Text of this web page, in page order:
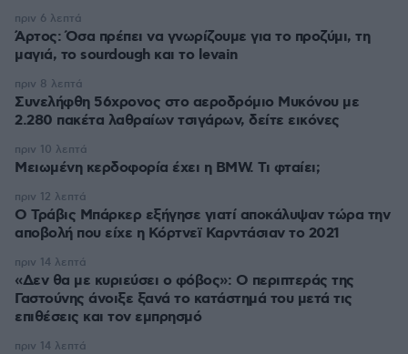
Άρτος: Όσα πρέπει να γνωρίζουμε για το προζύμι, τη
μαγιά, το sourdough και το levain
πριν 6 λεπτά
Συνελήφθη 56χρονος στο αεροδρόμιο Μυκόνου με
2.280 πακέτα λαθραίων τσιγάρων, δείτε εικόνες
πριν 8 λεπτά
Μειωμένη κερδοφορία έχει η BMW. Τι φταίει;
πριν 10 λεπτά
O Τράβις Μπάρκερ εξήγησε γιατί αποκάλυψαν τώρα την
αποβολή που είχε η Κόρτνεϊ Καρντάσιαν το 2021
πριν 12 λεπτά
«Δεν θα με κυριεύσει ο φόβος»: Ο περιπτεράς της
Γαστούνης άνοιξε ξανά το κατάστημά του μετά τις
επιθέσεις και τον εμπρησμό
πριν 14 λεπτά
πριν 14 λεπτά